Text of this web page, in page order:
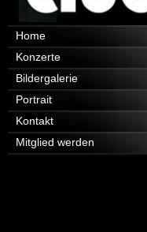
Navigation
überspringen
Home
Konzerte
Bildergalerie
Portrait
Kontakt
Mitglied werden